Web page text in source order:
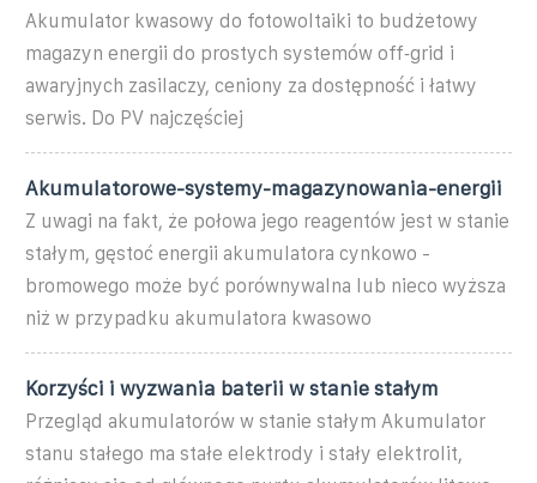
Akumulator kwasowy do fotowoltaiki to budżetowy
magazyn energii do prostych systemów off‑grid i
awaryjnych zasilaczy, ceniony za dostępność i łatwy
serwis. Do PV najczęściej
Akumulatorowe-systemy-magazynowania-energii
Z uwagi na fakt, że połowa jego reagentów jest w stanie
stałym, gęstoć energii akumulatora cynkowo -
bromowego może być porównywalna lub nieco wyższa
niż w przypadku akumulatora kwasowo
Korzyści i wyzwania baterii w stanie stałym
Przegląd akumulatorów w stanie stałym Akumulator
stanu stałego ma stałe elektrody i stały elektrolit,